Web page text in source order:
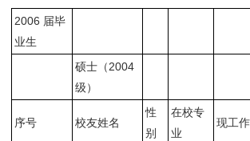
2006 届毕
业生
硕士（2004
级）
序号 校友姓名
性
别
在校专
业
现工